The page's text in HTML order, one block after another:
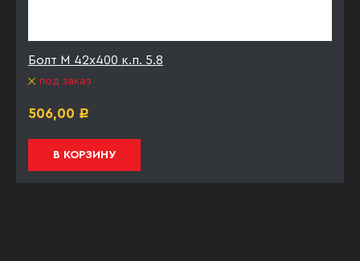
Болт М 42х400 к.п. 5.8
под заказ
506,00 Р
В КОРЗИНУ